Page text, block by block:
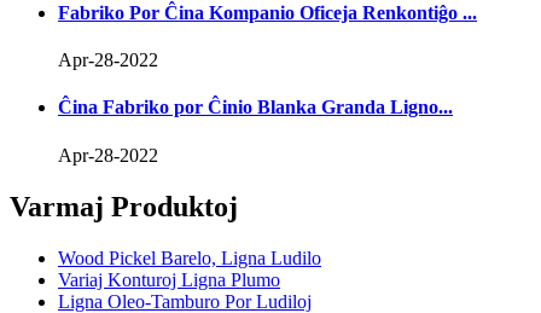
Fabriko Por Ĉina Kompanio Oficeja Renkontiĝo ...
Apr-28-2022
Ĉina Fabriko por Ĉinio Blanka Granda Ligno...
Apr-28-2022
Varmaj Produktoj
Wood Pickel Barelo, Ligna Ludilo
Variaj Konturoj Ligna Plumo
Ligna Oleo-Tamburo Por Ludiloj